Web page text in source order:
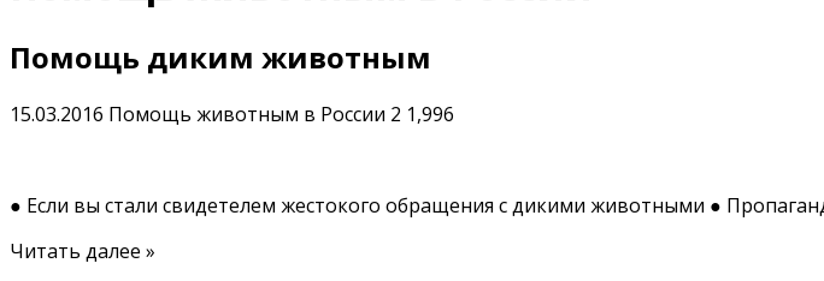
Помощь диким животным
15.03.2016 Помощь животным в России 2 1,996
● Если вы стали свидетелем жестокого обращения с дикими животными ●
Читать далее »